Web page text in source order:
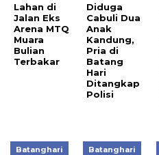
Lahan di
Jalan Eks
Arena MTQ
Muara
Bulian
Terbakar
Diduga
Cabuli Dua
Anak
Kandung,
Pria di
Batang
Hari
Ditangkap
Polisi
Batanghari Batanghari